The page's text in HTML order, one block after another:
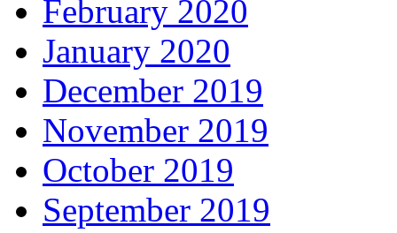
February 2020
January 2020
December 2019
November 2019
October 2019
September 2019